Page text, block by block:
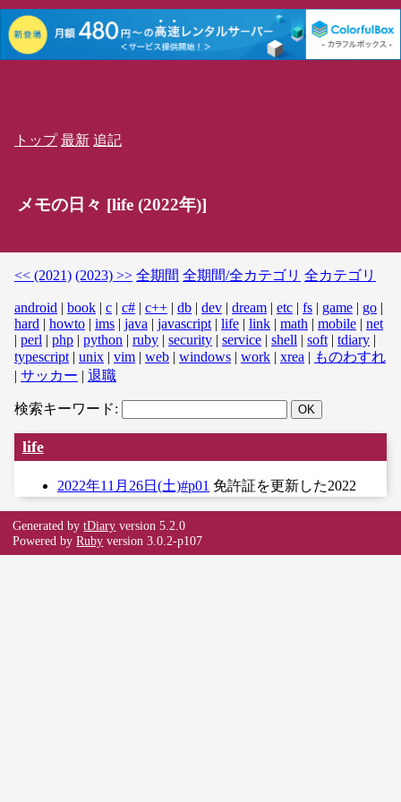
トップ 最新 追記
メモの日々 [life (2022年)]
<< (2021) (2023) >> 全期間 全期間/全カテゴリ 全カテゴリ
android | book | c | c# | c++ | db | dev | dream | etc | fs | game | go |
hard | howto | ims | java | javascript | life | link | math | mobile | net
| perl | php | python | ruby | security | service | shell | soft | tdiary |
typescript | unix | vim | web | windows | work | xrea | ものわすれ
| サッカー | 退職
検索キーワード:
life
2022年11月26日(土)#p01 免許証を更新した2022
Generated bytDiary version 5.2.0
Powered byRuby version 3.0.2-p107